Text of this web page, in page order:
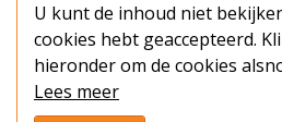
U kunt de inhoud niet
cookies hebt geaccepteerd.
hieronder om de cookies
Lees meer